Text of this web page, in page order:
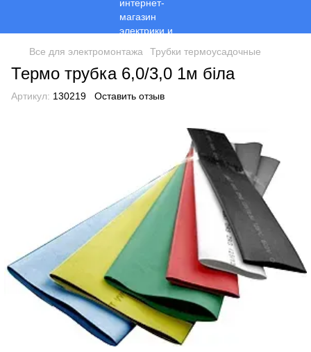
Все для электромонтажа Трубки термоусадочные
Термо трубка 6,0/3,0 1м біла
Артикул: 130219 Оставить отзыв